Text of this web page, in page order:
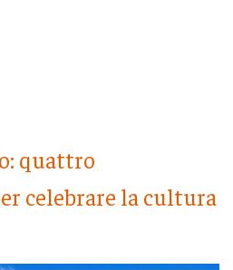
quattro
celebrare la cultura